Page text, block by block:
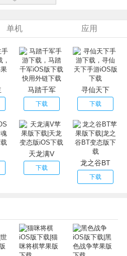
磅礴的开阔战斗画面！
，组建您所梦想的**！
巩固防守！
断地扩张领土吧！
单机 应用
马踏千军
下载
寻仙天下
下载
天龙满V
下载
龙之谷BT
下载